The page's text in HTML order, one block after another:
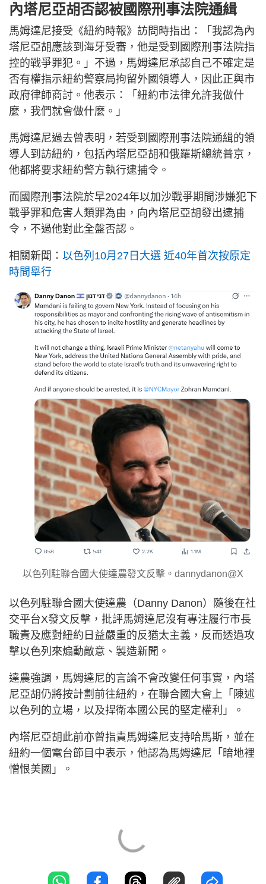
內塔尼亞胡否認被國際刑事法院通緝
馬姆達尼接受《紐約時報》訪問時指出：「我認為內
塔尼亞胡應該到海牙受審，他是受到國際刑事法院指
控的戰爭罪犯。」不過，馬姆達尼承認自己不確定是
否有權指示紐約警察局拘留外國領導人，因此正與市
政府律師商討。他表示：「紐約市法律允許我做什
麼，我們就會做什麼。」
馬姆達尼過去曾表明，若受到國際刑事法院通緝的領
導人到訪紐約，包括內塔尼亞胡和俄羅斯總統普京，
他都將要求紐約警方執行逮捕令。
而國際刑事法院於早2024年以加沙戰爭期間涉嫌犯下
戰爭罪和危害人類罪為由，向內塔尼亞胡發出逮捕
令，不過他對此全盤否認。
相關新聞： 以色列10月27日大選 近40年首次按原定
時間舉行
以色列駐聯合國大使達農發文反擊。dannydanon@X
以色列駐聯合國大使達農（Danny Danon）隨後在社
交平台X發文反擊，批評馬姆達尼沒有專注履行市長
職責及應對紐約日益嚴重的反猶太主義，反而透過攻
擊以色列來煽動敵意、製造新聞。
達農強調，馬姆達尼的言論不會改變任何事實，內塔
尼亞胡仍將按計劃前往紐約，在聯合國大會上「陳述
以色列的立場，以及捍衛本國公民的堅定權利」。
內塔尼亞胡此前亦曾指責馬姆達尼支持哈馬斯，並在
紐約一個電台節目中表示，他認為馬姆達尼「暗地裡
憎恨美國」。